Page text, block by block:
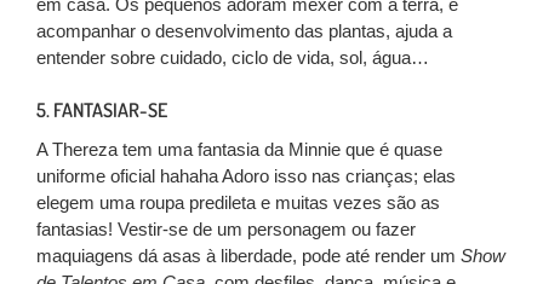
em casa. Os pequenos adoram mexer com a terra, e
acompanhar o desenvolvimento das plantas, ajuda a
entender sobre cuidado, ciclo de vida, sol, água…
5. FANTASIAR-SE
A Thereza tem uma fantasia da Minnie que é quase
uniforme oficial hahaha Adoro isso nas crianças; elas
elegem uma roupa predileta e muitas vezes são as
fantasias! Vestir-se de um personagem ou fazer
maquiagens dá asas à liberdade, pode até render um Show